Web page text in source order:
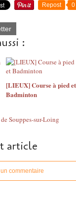
Repost 0
:
[LIEUX] Course à pied et
Badminton
Souppes-sur-Loing
article
commentaire